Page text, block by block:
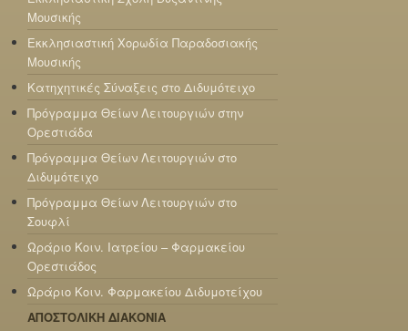
Μουσικής
Εκκλησιαστική Χορωδία Παραδοσιακής
Μουσικής
Κατηχητικές Σύναξεις στο Διδυμότειχο
Πρόγραμμα Θείων Λειτουργιών στην
Ορεστιάδα
Πρόγραμμα Θείων Λειτουργιών στο
Διδυμότειχο
Πρόγραμμα Θείων Λειτουργιών στο
Σουφλί
Ωράριο Κοιν. Ιατρείου – Φαρμακείου
Ορεστιάδος
Ωράριο Κοιν. Φαρμακείου Διδυμοτείχου
ΑΠΟΣΤΟΛΙΚΗ ΔΙΑΚΟΝΙΑ